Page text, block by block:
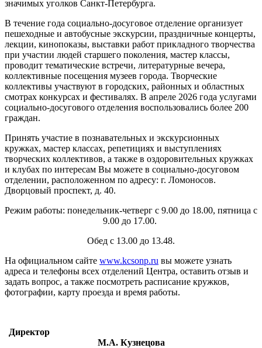
значимых уголков Санкт-Петербурга.
В течение года социально-досуговое отделение организует
пешеходные и автобусные экскурсии, праздничные концерты,
лекции, кинопоказы, выставки работ прикладного творчества
при участии людей старшего поколения, мастер классы,
проводит тематические встречи, литературные вечера,
коллективные посещения музеев города. Творческие
коллективы участвуют в городских, районных и областных
смотрах конкурсах и фестивалях. В апреле 2026 года услугами
социально-досугового отделения воспользовались более 200
граждан.
Принять участие в познавательных и экскурсионных
кружках, мастер классах, репетициях и выступлениях
творческих коллективов, а также в оздоровительных кружках
и клубах по интересам Вы можете в социально-досуговом
отделении, расположенном по адресу: г. Ломоносов.
Дворцовый проспект, д. 40.
Режим работы: понедельник-четверг с 9.00 до 18.00, пятница с
9.00 до 17.00.
Обед с 13.00 до 13.48.
На официальном сайте www.kcsonp.ru вы можете узнать
адреса и телефоны всех отделений Центра, оставить отзыв и
задать вопрос, а также посмотреть расписание кружков,
фотографии, карту проезда и время работы.
Директор
М.А. Кузнецова